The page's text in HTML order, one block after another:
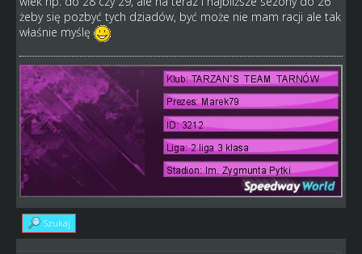
żeby się pozbyć tych dziadów, być może nie mam racji ale tak
właśnie myślę
Szukaj